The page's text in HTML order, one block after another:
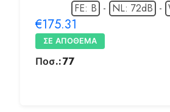
FE: B - NL: 72dB -
€175.31
ΣΕ ΑΠΌΘΕΜΑ
Ποσ.:77